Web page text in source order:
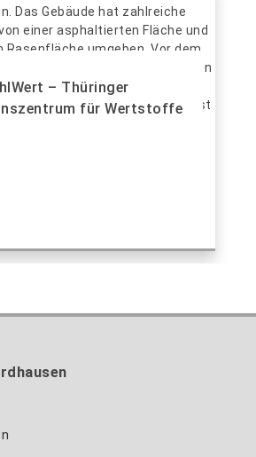
– Thüringer
für Wertstoffe